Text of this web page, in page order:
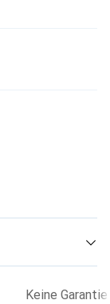
Keine Garantie